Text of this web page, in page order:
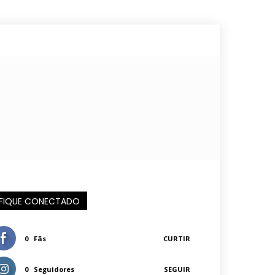
CONECTADO
0 Fãs CURTIR
0 Seguidores SEGUIR